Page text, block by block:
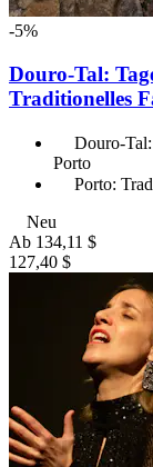
-5%
Douro-Tal:
Traditionelles
Douro-
Porto
Porto:
Neu
Ab 134,11 $
127,40 $